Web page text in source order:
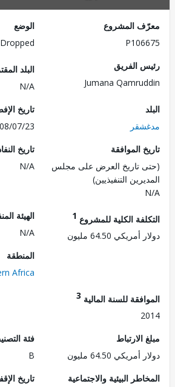
المشروع
Dropped
الفريق
Jumana
البلد المقترض
تاريخ الإفصاح
2008/07/23
الموافقة
تاريخ العرض على مجلس
التنفيذيين)
تاريخ النفاذ
N/A
الكلية للمشروع1
64.50 مليون
الهيئة المنفذة
Africa
للسنة المالية3
64.50 مليون
فئة التصنيف البيئي
البيئية والاجتماعية
تاريخ الإقفال